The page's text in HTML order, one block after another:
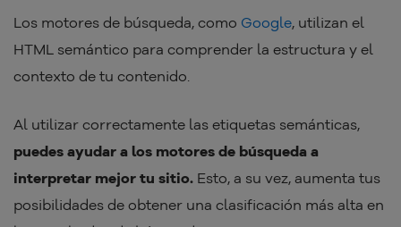
Los motores de búsqueda, como Google, utilizan el
HTML semántico para comprender la estructura y el
contexto de tu contenido.
Al utilizar correctamente las etiquetas semánticas,
puedes ayudar a los motores de búsqueda a
interpretar mejor tu sitio. Esto, a su vez, aumenta tus
posibilidades de obtener una clasificación más alta en